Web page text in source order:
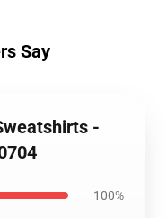
Say
-
100%